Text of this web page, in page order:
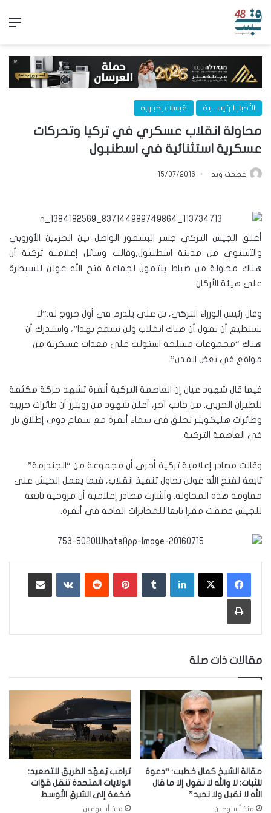
الأخبار الرئيســـية قبسات إخبارية
محاولة انقلاب عسكري في تركيا وتحركات
عسكرية استثنائية في اسطنبول
عصمت وتد 15/07/2016
أغلق الجيش التركي جسر البسفور الواصل بين الجزءين الأوروبي
والآسيوي من مدينة اسطنبول,وقالت وسائل إعلامية تركية أن
هناك محاولة من ضباط ينتمون لجماعة فتح الله غولن للسيطرة
على هيئة الأركان.
وقال رئيس الوزراء التركي، بن علي يلدرم في أول خروج له:”لا
نستطيع أن نقول أن هناك انقلاب ولن نسمح بهذا”، واستدرك أن
هناك “مجموعات مسلحة استولت على معدات عسكرية من
مواقع في بعض المدن”.
فيما قال شهود عيان إن العاصمة التركية أنقرة تشهد حركة مكثفة
للطيران الحربي. من جانب آخر، أعلن شهود من رويترز أن طائرات حربية
وطائرات هليكوبتر تحلق في سماء أنقرة مع سماع دوي إطلاق نار
في العاصمة التركية.
وقالت مصادر إعلامية تركية أخرى أن مجموعة من “الجندرمة”
تابعة لفتح الله غولن تحاول تنفيذ انقلاب، فيما يعمل الجيش على
مقاومة هذه المحاولة. وأشارت مصادر إعلامية أن مروحية تابعة
للجيش قصفت مقرا تابعا للمخابرات العامة في أنقرة.
لينكدإن بينتيريست ‏VKontakte
طباعة
مقالات ذات صلة
مقالة الشيخ كمال خطيب: “دعوة
للثبات: لا والله لا نقول إلا ما قال
الله لا نقيل ولا نحيد”
منذ أسبوعين
ترامب يُمهّد الطريق للتصعيد:
الولايات المتحدة تنقل قوّات
ضخمة إلى الشرق الأوسط
منذ أسبوعين